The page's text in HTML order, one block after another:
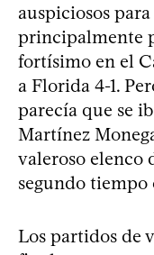
auspiciosos
principalmente
fortísimo en el
a Florida 4-1.
parecía que se
Martínez
valeroso elenco
segundo tiempo
Los partidos de